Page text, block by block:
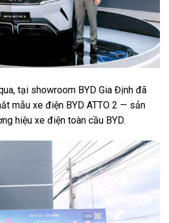
tại showroom BYD Gia Định đã
mẫu xe điện BYD ATTO 2 — sản
hiệu xe điện toàn cầu BYD.